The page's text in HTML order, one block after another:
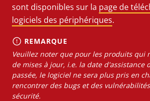
sont disponibles sur la page de
logiciels des périphériques.
REMARQUE
Veuillez noter que pour les produits qui
de mises à jour, i.e. la date d'assistance
passée, le logiciel ne sera plus pris en
rencontrer des bugs et des
sécurité.